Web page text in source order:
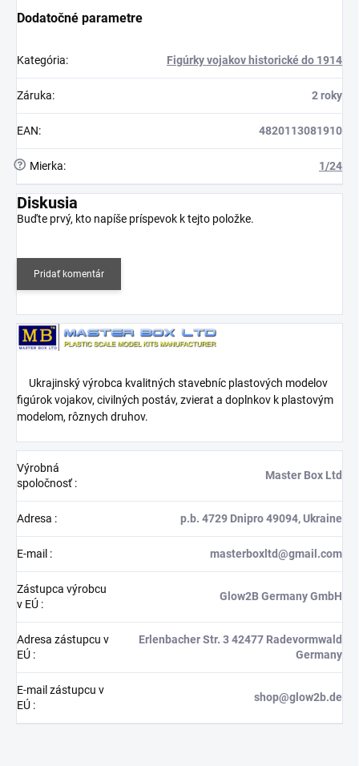
Dodatočné parametre
Kategória: Figúrky vojakov historické do 1914
Záruka: 2 roky
EAN: 4820113081910
? Mierka: 1/24
Diskusia
Buďte prvý, kto napíše príspevok k tejto položke.
Pridať komentár
Ukrajinský výrobca kvalitných stavebníc plastových modelov
figúrok vojakov, civilných postáv, zvierat a doplnkov k plastovým
modelom, rôznych druhov.
Výrobná
spoločnosť:
Master Box Ltd
Adresa : p.b. 4729 Dnipro 49094, Ukraine
E-mail : masterboxltd@gmail.com
Zástupca výrobcu
v EÚ :
Glow2B Germany GmbH
Adresa zástupcu v
EÚ :
Erlenbacher Str. 3 42477 Radevormwald
Germany
E-mail zástupcu v
EÚ :
shop@glow2b.de